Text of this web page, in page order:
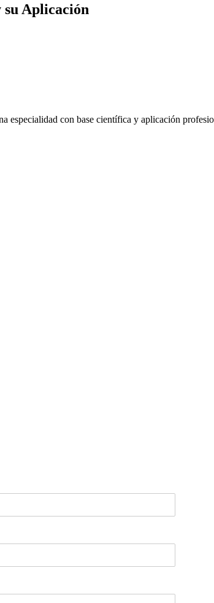
su Aplicación
con base científica y aplicación